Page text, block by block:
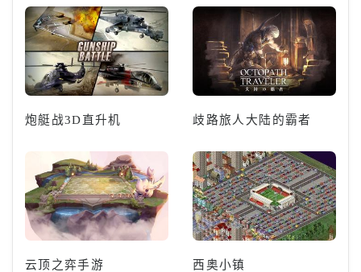
炮艇战3D直升机 歧路旅人大陆的霸者
云顶之弈手游 西奥小镇